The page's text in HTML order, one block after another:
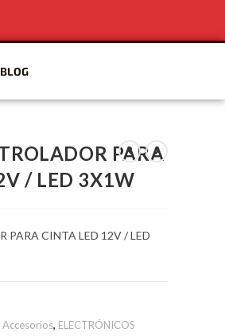
BLOG
PARA
/ LED 3X1W
PARA CINTA LED 12V / LED
Accesorios, ELECTRÓNICOS